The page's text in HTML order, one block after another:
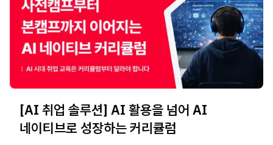
[AI 취업 솔루션] AI 활용을 넘어 AI
네이티브로 성장하는 커리큘럼